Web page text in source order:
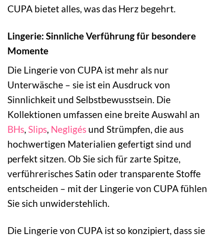
CUPA bietet alles, was das Herz begehrt.
Lingerie: Sinnliche Verführung für besondere
Momente
Die Lingerie von CUPA ist mehr als nur
Unterwäsche – sie ist ein Ausdruck von
Sinnlichkeit und Selbstbewusstsein. Die
Kollektionen umfassen eine breite Auswahl an
BHs, Slips, Negligés und Strümpfen, die aus
hochwertigen Materialien gefertigt sind und
perfekt sitzen. Ob Sie sich für zarte Spitze,
verführerisches Satin oder transparente Stoffe
entscheiden – mit der Lingerie von CUPA fühlen
Sie sich unwiderstehlich.
Die Lingerie von CUPA ist so konzipiert, dass sie